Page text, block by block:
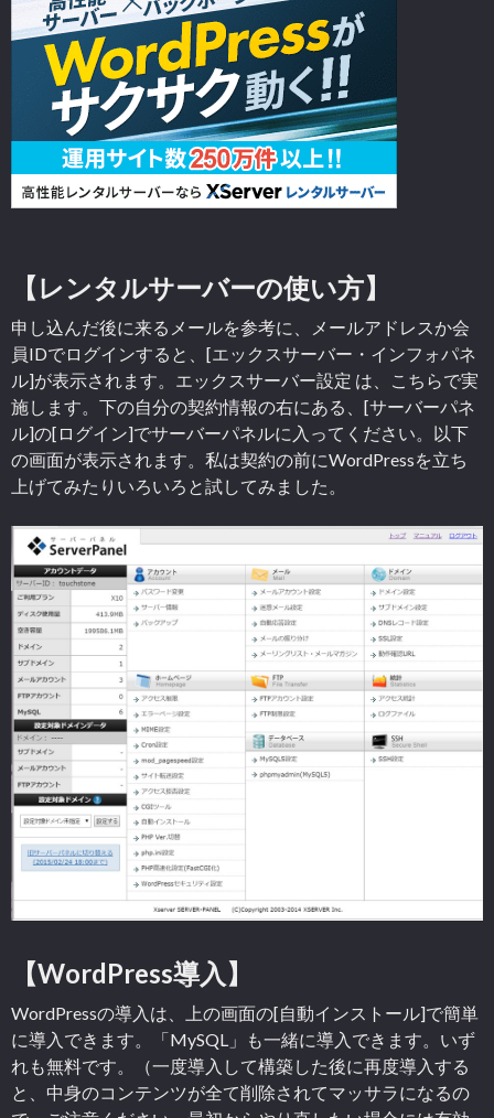
【レンタルサーバーの使い方】
申し込んだ後に来るメールを参考に、メールアドレスか会
員IDでログインすると、[エックスサーバー・インフォパネ
ル]が表示されます。エックスサーバー設定 は、こちらで実
施します。下の自分の契約情報の右にある、[サーバーパネ
ル]の[ログイン]でサーバーパネルに入ってください。以下
の画面が表示されます。私は契約の前にWordPressを立ち
上げてみたりいろいろと試してみました。
【WordPress導入】
WordPressの導入は、上の画面の[自動インストール]で簡単
に導入できます。「MySQL」も一緒に導入できます。いず
れも無料です。（一度導入して構築した後に再度導入する
と、中身のコンテンツが全て削除されてマッサラになるの